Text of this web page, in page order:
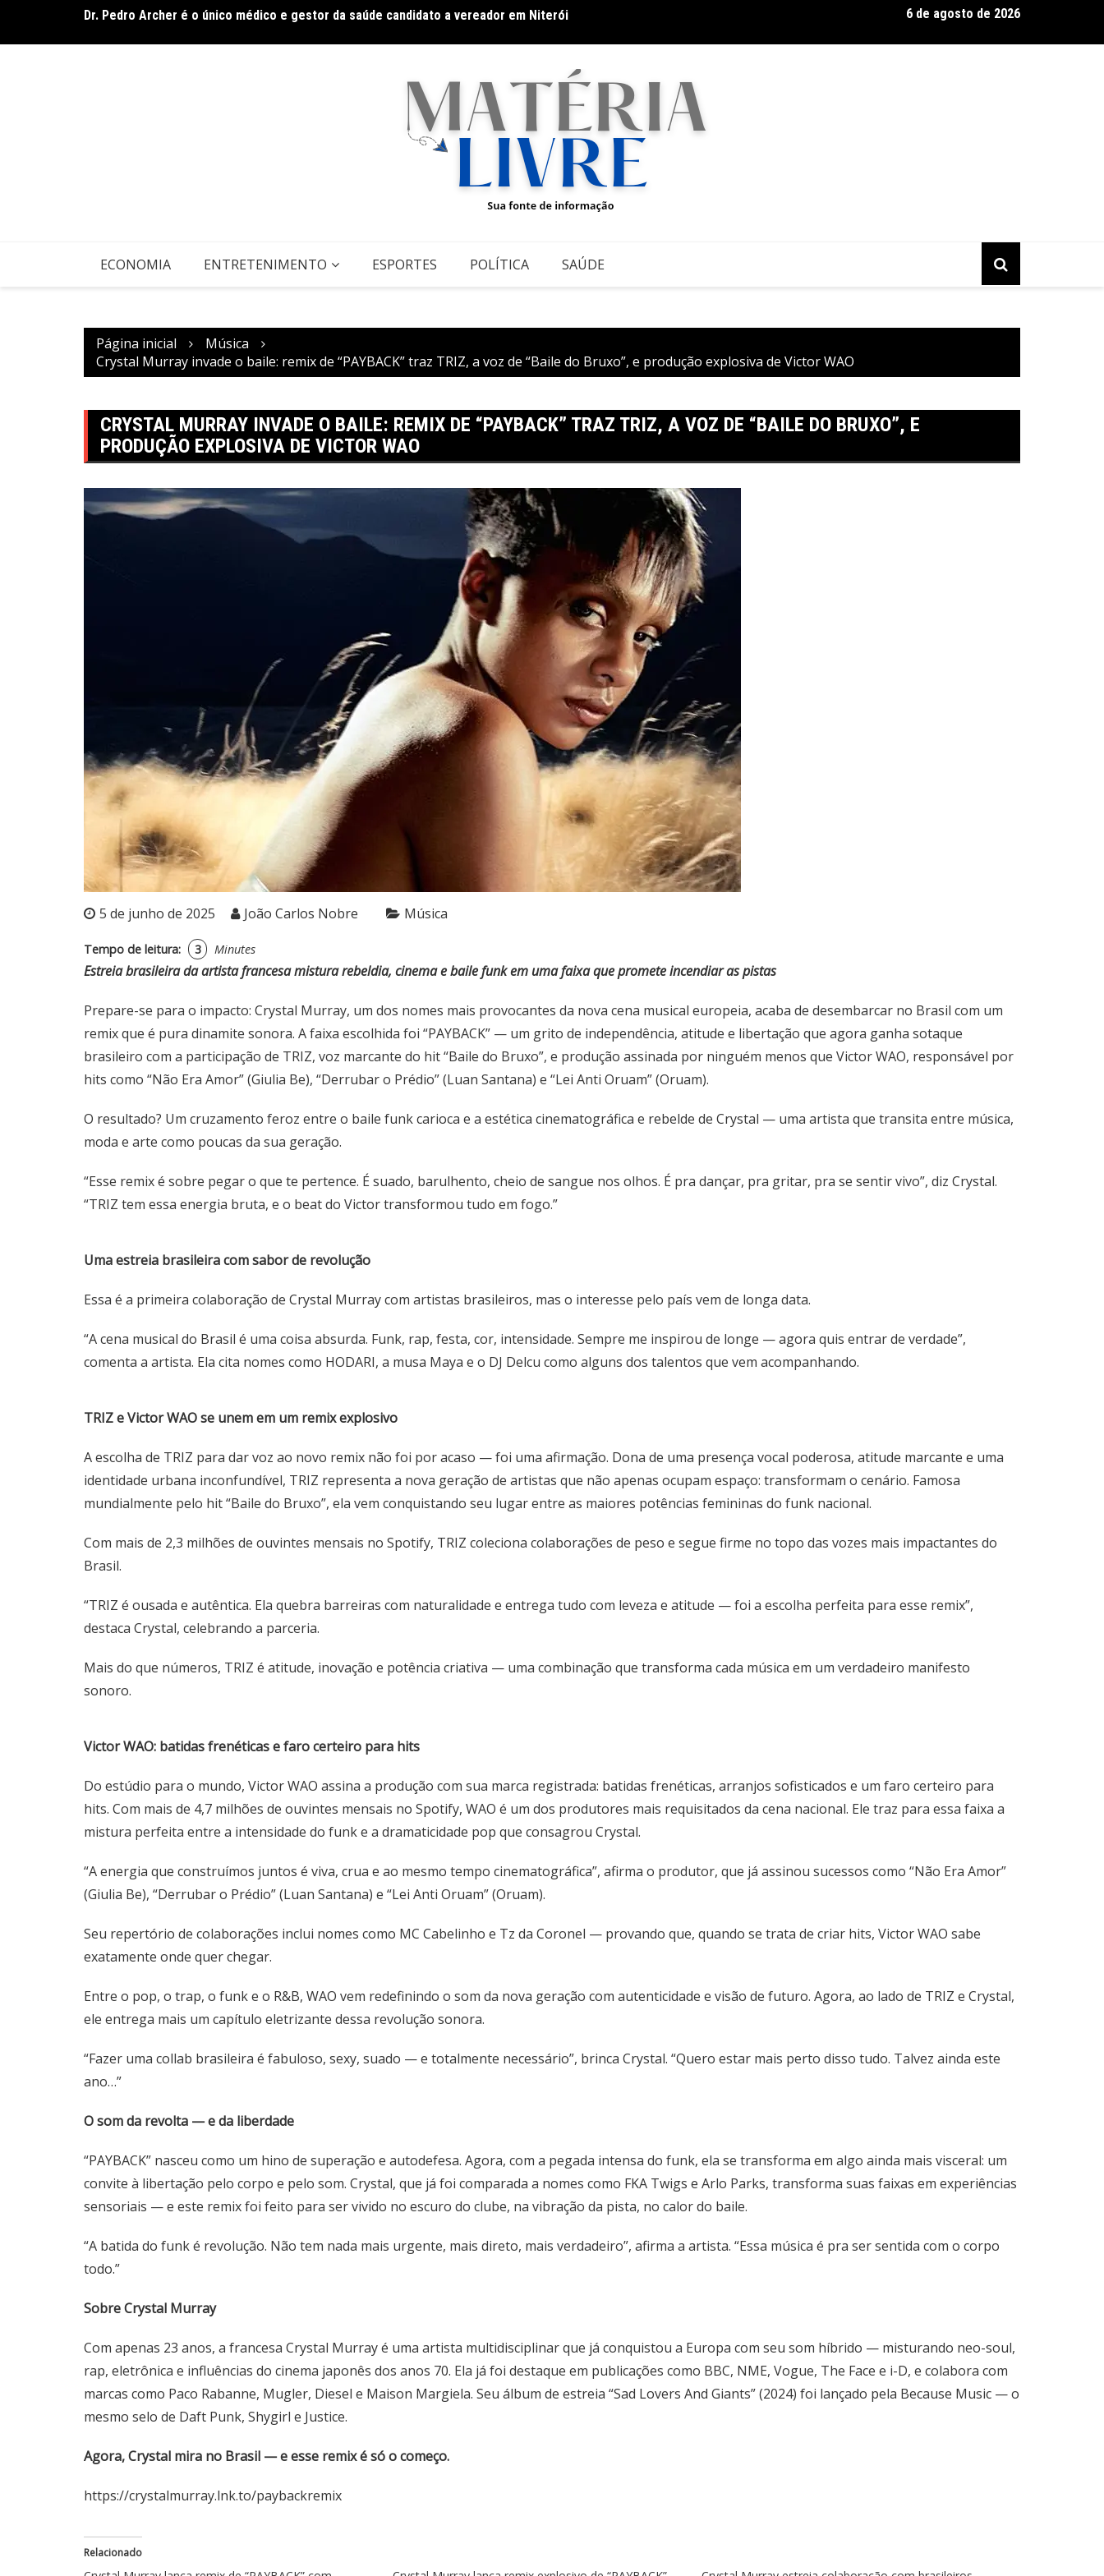
o
Band Bahia realiza tradicional debate entre candidatos ao Governo da Bahia para mais de 300 cidades neste
Galeria Murilo Castro promove curso sobre a História da Arte
6 de agosto de 2026
ECONOMIA ENTRETENIMENTO ESPORTES POLÍTICA SAÚDE
Página inicial
Música
Crystal Murray invade o baile: remix de “PAYBACK” traz TRIZ, a voz de “Baile do Bruxo”, e produção explosiva de Victor WAO
CRYSTAL MURRAY INVADE O BAILE: REMIX DE “PAYBACK” TRAZ TRIZ, A VOZ DE “BAILE DO BRUXO”, E
PRODUÇÃO EXPLOSIVA DE VICTOR WAO
5 de junho de 2025 João Carlos Nobre Música
Tempo de leitura: 3 Minutes
Estreia brasileira da artista francesa mistura rebeldia, cinema e baile funk em uma faixa que promete incendiar as pistas
Prepare-se para o impacto: Crystal Murray, um dos nomes mais provocantes da nova cena musical europeia, acaba de desembarcar no Brasil com um
remix que é pura dinamite sonora. A faixa escolhida foi “PAYBACK” — um grito de independência, atitude e libertação que agora ganha sotaque
brasileiro com a participação de TRIZ, voz marcante do hit “Baile do Bruxo”, e produção assinada por ninguém menos que Victor WAO, responsável por
hits como “Não Era Amor” (Giulia Be), “Derrubar o Prédio” (Luan Santana) e “Lei Anti Oruam” (Oruam).
O resultado? Um cruzamento feroz entre o baile funk carioca e a estética cinematográfica e rebelde de Crystal — uma artista que transita entre música,
moda e arte como poucas da sua geração.
“Esse remix é sobre pegar o que te pertence. É suado, barulhento, cheio de sangue nos olhos. É pra dançar, pra gritar, pra se sentir vivo”, diz Crystal.
“TRIZ tem essa energia bruta, e o beat do Victor transformou tudo em fogo.”
Uma estreia brasileira com sabor de revolução
Essa é a primeira colaboração de Crystal Murray com artistas brasileiros, mas o interesse pelo país vem de longa data.
“A cena musical do Brasil é uma coisa absurda. Funk, rap, festa, cor, intensidade. Sempre me inspirou de longe — agora quis entrar de verdade”,
comenta a artista. Ela cita nomes como HODARI, a musa Maya e o DJ Delcu como alguns dos talentos que vem acompanhando.
TRIZ e Victor WAO se unem em um remix explosivo
A escolha de TRIZ para dar voz ao novo remix não foi por acaso — foi uma afirmação. Dona de uma presença vocal poderosa, atitude marcante e uma
identidade urbana inconfundível, TRIZ representa a nova geração de artistas que não apenas ocupam espaço: transformam o cenário. Famosa
mundialmente pelo hit “Baile do Bruxo”, ela vem conquistando seu lugar entre as maiores potências femininas do funk nacional.
Com mais de 2,3 milhões de ouvintes mensais no Spotify, TRIZ coleciona colaborações de peso e segue firme no topo das vozes mais impactantes do
Brasil.
“TRIZ é ousada e autêntica. Ela quebra barreiras com naturalidade e entrega tudo com leveza e atitude — foi a escolha perfeita para esse remix”,
destaca Crystal, celebrando a parceria.
Mais do que números, TRIZ é atitude, inovação e potência criativa — uma combinação que transforma cada música em um verdadeiro manifesto
sonoro.
Victor WAO: batidas frenéticas e faro certeiro para hits
Do estúdio para o mundo, Victor WAO assina a produção com sua marca registrada: batidas frenéticas, arranjos sofisticados e um faro certeiro para
hits. Com mais de 4,7 milhões de ouvintes mensais no Spotify, WAO é um dos produtores mais requisitados da cena nacional. Ele traz para essa faixa a
mistura perfeita entre a intensidade do funk e a dramaticidade pop que consagrou Crystal.
“A energia que construímos juntos é viva, crua e ao mesmo tempo cinematográfica”, afirma o produtor, que já assinou sucessos como “Não Era Amor”
(Giulia Be), “Derrubar o Prédio” (Luan Santana) e “Lei Anti Oruam” (Oruam).
Seu repertório de colaborações inclui nomes como MC Cabelinho e Tz da Coronel — provando que, quando se trata de criar hits, Victor WAO sabe
exatamente onde quer chegar.
Entre o pop, o trap, o funk e o R&B, WAO vem redefinindo o som da nova geração com autenticidade e visão de futuro. Agora, ao lado de TRIZ e Crystal,
ele entrega mais um capítulo eletrizante dessa revolução sonora.
“Fazer uma collab brasileira é fabuloso, sexy, suado — e totalmente necessário”, brinca Crystal. “Quero estar mais perto disso tudo. Talvez ainda este
ano…”
O som da revolta — e da liberdade
“PAYBACK” nasceu como um hino de superação e autodefesa. Agora, com a pegada intensa do funk, ela se transforma em algo ainda mais visceral: um
convite à libertação pelo corpo e pelo som. Crystal, que já foi comparada a nomes como FKA Twigs e Arlo Parks, transforma suas faixas em experiências
sensoriais — e este remix foi feito para ser vivido no escuro do clube, na vibração da pista, no calor do baile.
“A batida do funk é revolução. Não tem nada mais urgente, mais direto, mais verdadeiro”, afirma a artista. “Essa música é pra ser sentida com o corpo
todo.”
Sobre Crystal Murray
Com apenas 23 anos, a francesa Crystal Murray é uma artista multidisciplinar que já conquistou a Europa com seu som híbrido — misturando neo-soul,
rap, eletrônica e influências do cinema japonês dos anos 70. Ela já foi destaque em publicações como BBC, NME, Vogue, The Face e i-D, e colabora com
marcas como Paco Rabanne, Mugler, Diesel e Maison Margiela. Seu álbum de estreia “Sad Lovers And Giants” (2024) foi lançado pela Because Music — o
mesmo selo de Daft Punk, Shygirl e Justice.
Agora, Crystal mira no Brasil — e esse remix é só o começo.
https://crystalmurray.lnk.to/paybackremix
Relacionado